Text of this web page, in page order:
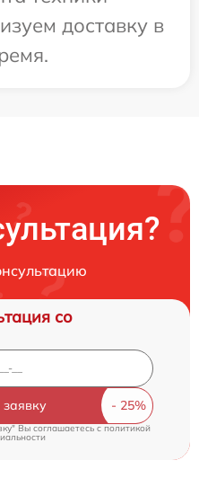
доставку в
со
заявку
Вы соглашаетесь cполитикой